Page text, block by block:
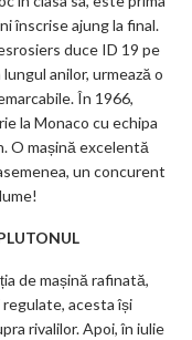
înscrise ajung la final.
duce ID 19 pe
anilor, urmează o
În 1966,
la Monaco cu echipa
O mașină excelentă
un concurent
de mașină rafinată,
acesta își
rivalilor. Apoi, în iulie